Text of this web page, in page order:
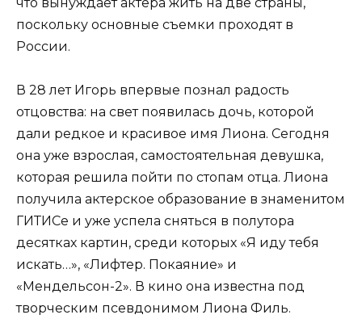
поскольку основные съемки проходят в
России.
В 28 лет Игорь впервые познал радость
отцовства: на свет появилась дочь, которой
дали редкое и красивое имя Лиона. Сегодня
она уже взрослая, самостоятельная девушка,
которая решила пойти по стопам отца. Лиона
получила актерское образование в знаменитом
ГИТИСе и уже успела сняться в полутора
десятках картин, среди которых «Я иду тебя
искать…», «Лифтер. Покаяние» и
«Мендельсон-2». В кино она известна под
творческим псевдонимом Лиона Филь.